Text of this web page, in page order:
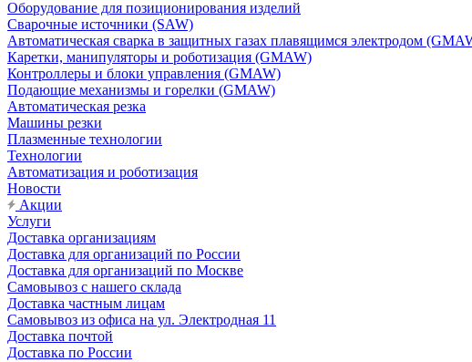
Оборудование для позиционирования изделий
Сварочные источники (SAW)
Автоматическая сварка в защитных газах плавящимся электродом
Каретки, манипуляторы и роботизация (GMAW)
Контроллеры и блоки управления (GMAW)
Подающие механизмы и горелки (GMAW)
Автоматическая резка
Машины резки
Плазменные технологии
Технологии
Автоматизация и роботизация
Новости
Акции
Услуги
Доставка организациям
Доставка для организаций по России
Доставка для организаций по Москве
Самовывоз с нашего склада
Доставка частным лицам
Самовывоз из офиса на ул. Электродная 11
Доставка почтой
Доставка по России